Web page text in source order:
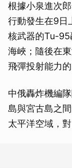
根據小泉進次
行動發生在9日
核武器的Tu-95
海峽；隨後在
飛彈投射能力
中俄轟炸機編
島與宮古島之
太平洋空域，